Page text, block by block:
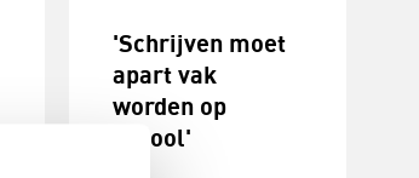
'Schrijven moet
apart vak
worden op
school'